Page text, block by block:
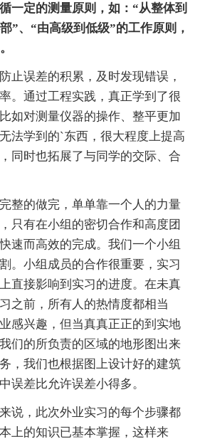
一定的测量原则，如：“从整体到
”、“由高级到低级”的工作原则，
误差的积累，及时发现错误，
。通过工程实践，真正学到了很
如对测量仪器的操作、整平更加
法学到的`东西，很大程度上提高
同时也拓展了与同学的交际、合
的做完，单单靠一个人的力量
只有在小组的密切合作和高度团
速而高效的完成。我们一个小组
。小组成员的合作很重要，实习
直接影响到实习的进度。在未真
之前，所有人的热情度都相当
感兴趣，但当真真正正的到实地
们的所负责的区域的地形图出来
，我们也根据图上设计好的建筑
误差比允许误差小得多。
，此次外业实习的每个步骤都
上的知识已基本掌握，这样来